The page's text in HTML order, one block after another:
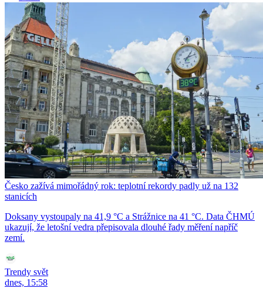
Česko zažívá mimořádný rok: teplotní rekordy padly už na 132
stanicích
Doksany vystoupaly na 41,9 °C a Strážnice na 41 °C. Data ČHMÚ
ukazují, že letošní vedra přepisovala dlouhé řady měření napříč
zemí.
Trendy svět
dnes, 15:58